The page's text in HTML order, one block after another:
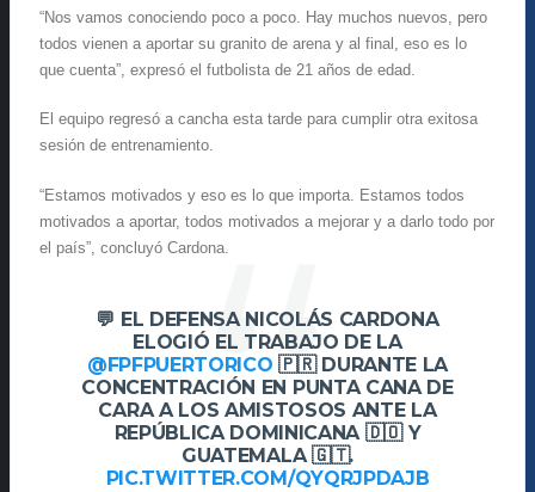
“Nos vamos conociendo poco a poco. Hay muchos nuevos, pero
todos vienen a aportar su granito de arena y al final, eso es lo
que cuenta”, expresó el futbolista de 21 años de edad.
El equipo regresó a cancha esta tarde para cumplir otra exitosa
sesión de entrenamiento.
“Estamos motivados y eso es lo que importa. Estamos todos
motivados a aportar, todos motivados a mejorar y a darlo todo por
el país”, concluyó Cardona.
💬 EL DEFENSA NICOLÁS CARDONA
ELOGIÓ EL TRABAJO DE LA
@FPFPUERTORICO 🇵🇷 DURANTE LA
CONCENTRACIÓN EN PUNTA CANA DE
CARA A LOS AMISTOSOS ANTE LA
REPÚBLICA DOMINICANA 🇩🇴 Y
GUATEMALA 🇬🇹.
PIC.TWITTER.COM/QYQRJPDAJB